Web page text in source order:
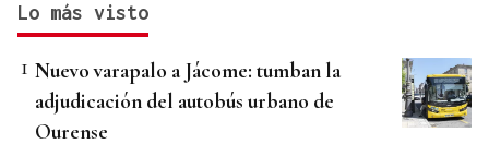
Lo más visto
Nuevo varapalo a Jácome: tumban la
adjudicación del autobús urbano de
Ourense